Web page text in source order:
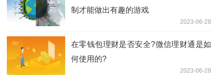
制才能做出有趣的游戏
2023-06-28
在零钱包理财是否安全?微信理财通是如
何使用的?
2023-06-28